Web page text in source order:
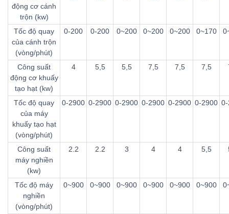
động cơ cánh
trộn (kw)
Tốc độ quay
của cánh trộn
(vòng/phút)
0-200 0-200 0~200 0~200 0~200 0~170
Công suất
động cơ khuấy
tạo hạt (kw)
4 5,5 5,5 7,5 7,5 7,5
Tốc độ quay
của máy
khuấy tạo hạt
(vòng/phút)
0-2900 0-2900 0-2900 0-2900 0-2900 0-2900
Công suất
máy nghiền
(kw)
2.2 2.2 3 4 4 5,5
Tốc độ máy
nghiền
(vòng/phút)
0~900 0~900 0~900 0~900 0~900 0~900